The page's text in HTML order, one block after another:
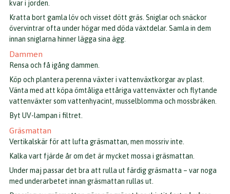
kvar i jorden.
Kratta bort gamla löv och visset dött gräs. Sniglar och snäckor
övervintrar ofta under högar med döda växtdelar. Samla in dem
innan sniglarna hinner lägga sina ägg.
Dammen
Rensa och få igång dammen.
Köp och plantera perenna växter i vattenväxtkorgar av plast.
Vänta med att köpa ömtåliga ettåriga vattenväxter och flytande
vattenväxter som vattenhyacint, musselblomma och mossbräken.
Byt UV-lampan i filtret.
Gräsmattan
Vertikalskär för att lufta gräsmattan, men mossriv inte.
Kalka vart fjärde år om det är mycket mossa i gräsmattan.
Under maj passar det bra att rulla ut färdig gräsmatta – var noga
med underarbetet innan gräsmattan rullas ut.